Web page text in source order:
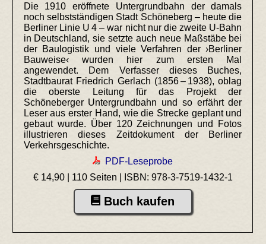
Die 1910 eröffnete Untergrundbahn der damals
noch selbstständigen Stadt Schöneberg – heute die
Berliner Linie U 4 – war nicht nur die zweite U-Bahn
in Deutschland, sie setzte auch neue Maßstäbe bei
der Baulogistik und viele Verfahren der ›Berliner
Bauweise‹ wurden hier zum ersten Mal
angewendet. Dem Verfasser dieses Buches,
Stadtbaurat Friedrich Gerlach (1856 – 1938), oblag
die oberste Leitung für das Projekt der
Schöneberger Untergrundbahn und so erfährt der
Leser aus erster Hand, wie die Strecke geplant und
gebaut wurde. Über 120 Zeichnungen und Fotos
illustrieren dieses Zeitdokument der Berliner
Verkehrsgeschichte.
PDF-Leseprobe
€ 14,90 | 110 Seiten |
ISBN: 978-3-7519-1432-1
Buch kaufen